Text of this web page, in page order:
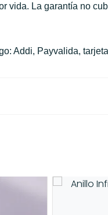
vida. La garantía no
Addi, Payvalida,
hacer una valoración.